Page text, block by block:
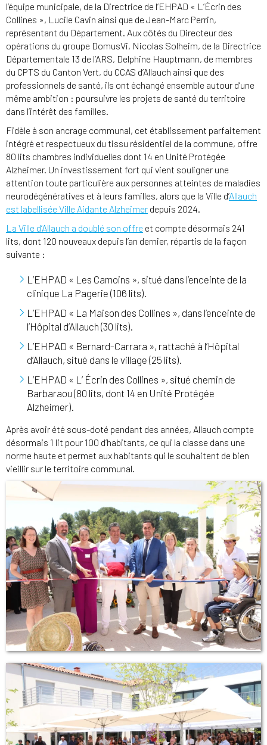
l’équipe municipale, de la Directrice de l’EHPAD « L’Écrin des
Collines », Lucile Cavin ainsi que de Jean-Marc Perrin,
représentant du Département. Aux côtés du Directeur des
opérations du groupe DomusVi, Nicolas Solheim, de la Directrice
Départementale 13 de l’ARS, Delphine Hauptmann, de membres
du CPTS du Canton Vert, du CCAS d’Allauch ainsi que des
professionnels de santé, ils ont échangé ensemble autour d’une
même ambition : poursuivre les projets de santé du territoire
dans l’intérêt des familles.
Fidèle à son ancrage communal, cet établissement parfaitement
intégré et respectueux du tissu résidentiel de la commune, offre
80 lits chambres individuelles dont 14 en Unité Protégée
Alzheimer. Un investissement fort qui vient souligner une
attention toute particulière aux personnes atteintes de maladies
neurodégénératives et à leurs familles, alors que la Ville d’Allauch
est labellisée Ville Aidante Alzheimer depuis 2024.
La Ville d’Allauch a doublé son offre et compte désormais 241
lits, dont 120 nouveaux depuis l’an dernier, répartis de la façon
suivante :
L’EHPAD « Les Camoins », situé dans l’enceinte de la
clinique La Pagerie (106 lits).
L’EHPAD « La Maison des Collines », dans l’enceinte de
l’Hôpital d’Allauch (30 lits).
L’EHPAD « Bernard-Carrara », rattaché à l’Hôpital
d’Allauch, situé dans le village (25 lits).
L’EHPAD « L’ Écrin des Collines », situé chemin de
Barbaraou (80 lits, dont 14 en Unité Protégée
Alzheimer).
Après avoir été sous-doté pendant des années, Allauch compte
désormais 1 lit pour 100 d’habitants, ce qui la classe dans une
norme haute et permet aux habitants qui le souhaitent de bien
vieillir sur le territoire communal.